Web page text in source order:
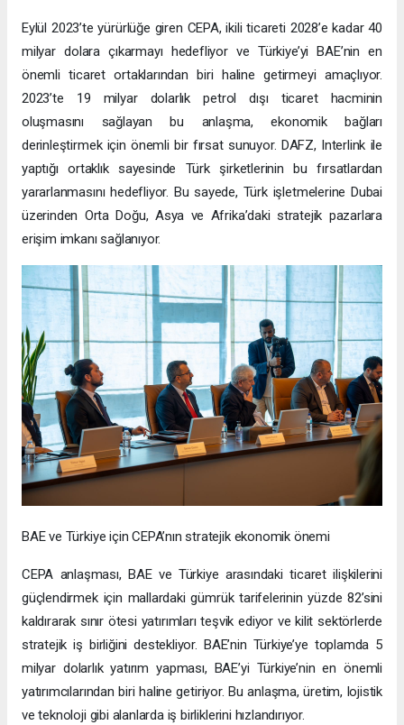
Eylül 2023’te yürürlüğe giren CEPA, ikili ticareti 2028’e kadar 40
milyar dolara çıkarmayı hedefliyor ve Türkiye’yi BAE’nin en
önemli ticaret ortaklarından biri haline getirmeyi amaçlıyor.
2023’te 19 milyar dolarlık petrol dışı ticaret hacminin
oluşmasını sağlayan bu anlaşma, ekonomik bağları
derinleştirmek için önemli bir fırsat sunuyor. DAFZ, Interlink ile
yaptığı ortaklık sayesinde Türk şirketlerinin bu fırsatlardan
yararlanmasını hedefliyor. Bu sayede, Türk işletmelerine Dubai
üzerinden Orta Doğu, Asya ve Afrika’daki stratejik pazarlara
erişim imkanı sağlanıyor.
BAE ve Türkiye için CEPA’nın stratejik ekonomik önemi
CEPA anlaşması, BAE ve Türkiye arasındaki ticaret ilişkilerini
güçlendirmek için mallardaki gümrük tarifelerinin yüzde 82’sini
kaldırarak sınır ötesi yatırımları teşvik ediyor ve kilit sektörlerde
stratejik iş birliğini destekliyor. BAE’nin Türkiye’ye toplamda 5
milyar dolarlık yatırım yapması, BAE’yi Türkiye’nin en önemli
yatırımcılarından biri haline getiriyor. Bu anlaşma, üretim, lojistik
ve teknoloji gibi alanlarda iş birliklerini hızlandırıyor.